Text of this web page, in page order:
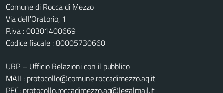
Comune di Rocca di Mezzo
Via dell'Oratorio, 1
P.iva : 00301400669
Codice fiscale : 80005730660
URP – Ufficio Relazioni con il pubblico
MAIL: protocollo@comune.roccadimezzo.aq.it
PEC: protocollo.roccadimezzo.aq@legalmail.it